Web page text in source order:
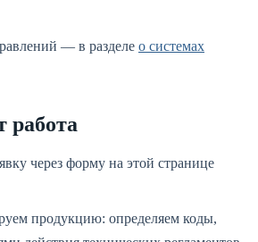
— в разделе о системах
работа
через форму на этой странице
продукцию: определяем коды,